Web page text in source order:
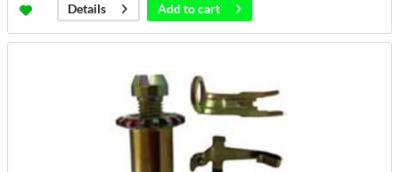
Details
Add tocart